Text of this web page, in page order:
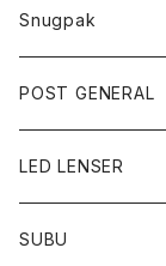
Snugpak
POST GENERAL
LED LENSER
SUBU